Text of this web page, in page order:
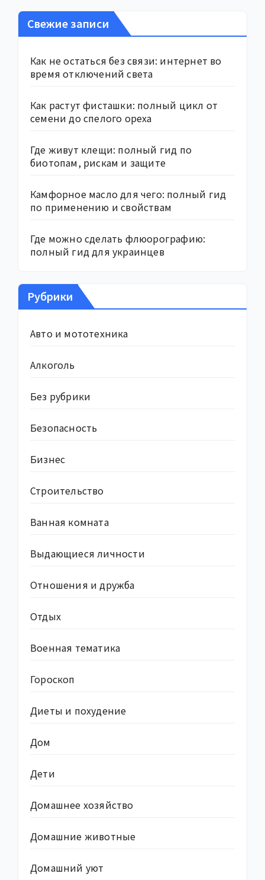
Свежие записи
Как не остаться без связи: интернет во
время отключений света
Как растут фисташки: полный цикл от
семени до спелого ореха
Где живут клещи: полный гид по
биотопам, рискам и защите
Камфорное масло для чего: полный гид
по применению и свойствам
Где можно сделать флюорографию:
полный гид для украинцев
Рубрики
Авто и мототехника
Алкоголь
Без рубрики
Безопасность
Бизнес
Строительство
Ванная комната
Выдающиеся личности
Отношения и дружба
Отдых
Военная тематика
Гороскоп
Диеты и похудение
Дом
Дети
Домашнее хозяйство
Домашние животные
Домашний уют